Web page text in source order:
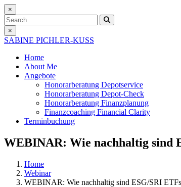
×
Search
×
SABINE PICHLER-KUSS
Home
About Me
Angebote
Honorarberatung Depotservice
Honorarberatung Depot-Check
Honorarberatung Finanzplanung
Finanzcoaching Financial Clarity
Terminbuchung
WEBINAR: Wie nachhaltig sind
Home
Webinar
WEBINAR: Wie nachhaltig sind ESG/SRI